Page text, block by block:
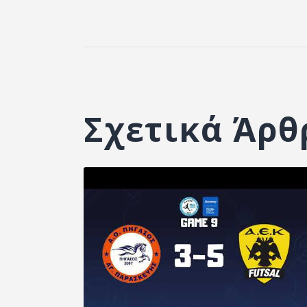
Σχετικά